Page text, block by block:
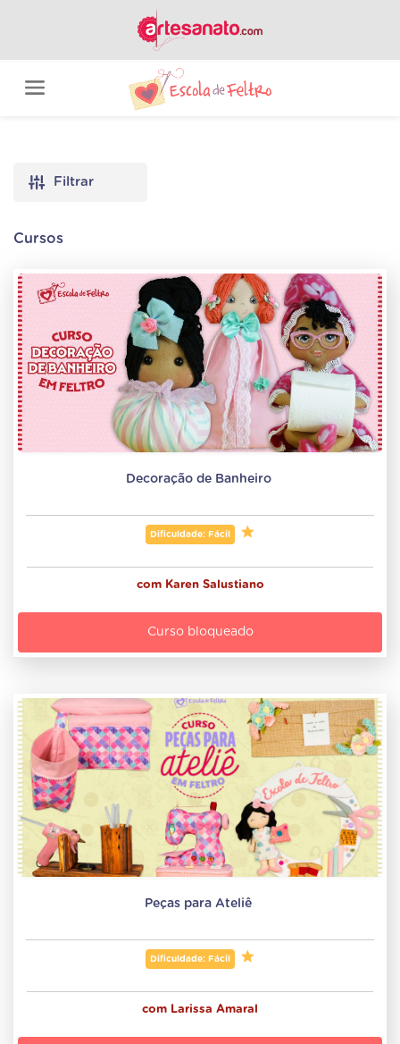
Filtrar
Cursos
Decoração de Banheiro
Dificuldade: Fácil
com Karen Salustiano
Curso bloqueado
Peças para Ateliê
Dificuldade: Fácil
com Larissa Amaral